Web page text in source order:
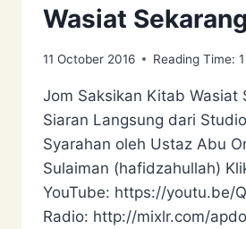
Wasiat
11 October 2016 Reading Time: 1
Jom Saksikan Kitab Wasiat
Siaran Langsung dari
Syarahan oleh Ustaz Abu
Sulaiman (hafidzahullah)
YouTube: https://youtu.be/
Radio: http://mixlr.com/